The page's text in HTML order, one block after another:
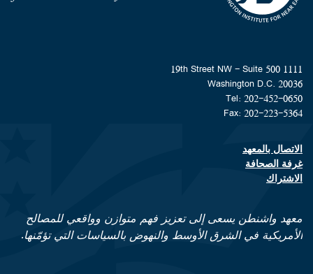
1111 19th Street NW - Suite 500
Washington D.C. 20036
Tel: 202-452-0650
Fax: 202-223-5364
Footer contact links
الاتصال بالمعهد
غرفة الصحافة
الاشتراك
معهد واشنطن يسعى إلى تعزيز فهم متوازن وواقعي للمصالح
الأمريكية في الشرق الأوسط والنهوض بالسياسات التي تؤمّنها.